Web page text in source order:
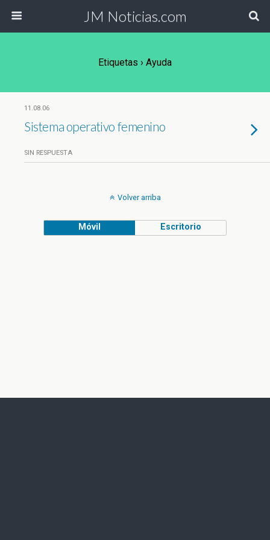
JM Noticias.com
Etiquetas › Ayuda
11.08.06
Sistema operativo femenino
SIN RESPUESTA
Volver arriba
Móvil Escritorio